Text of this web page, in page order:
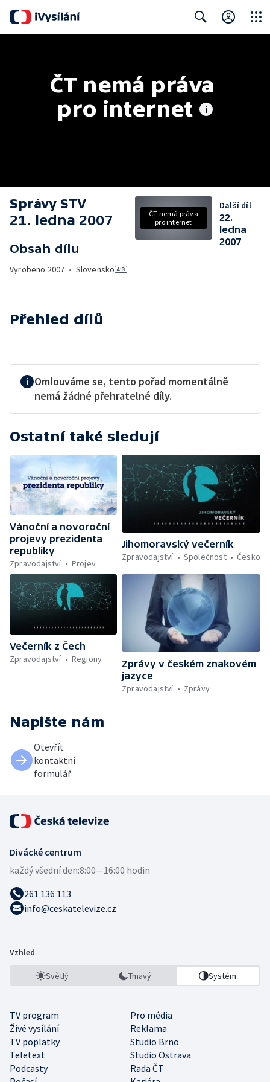
ČT nemá práva
pro internet
Správy STV
21. ledna 2007
Obsah dílu
Vyrobeno 2007 • Slovensko
ČT nemá práva
pro internet
Další díl
22.
ledna
2007
Přehled dílů
Omlouváme se, tento pořad momentálně
nemá žádné přehratelné díly.
Ostatní také sledují
Vánoční a novoroční
projevy prezidenta
republiky
Zpravodajství
Projev
Jihomoravský večerník
Zpravodajství
Společnost Česko
Večerník z Čech
Zpravodajství
Regiony
Zprávy v českém znakovém
jazyce
Zpravodajství
Zprávy
Napište nám
Otevřít
kontaktní
formulář
Divácké centrum
každý všední den:8:00—16:00 hodin
261 136 113
info@ceskatelevize.cz
Vzhled
Světlý Tmavý Systém
TV program
Pro média
Živé vysílání
Reklama
TV poplatky
Studio Brno
Teletext
Studio Ostrava
Podcasty
Rada ČT